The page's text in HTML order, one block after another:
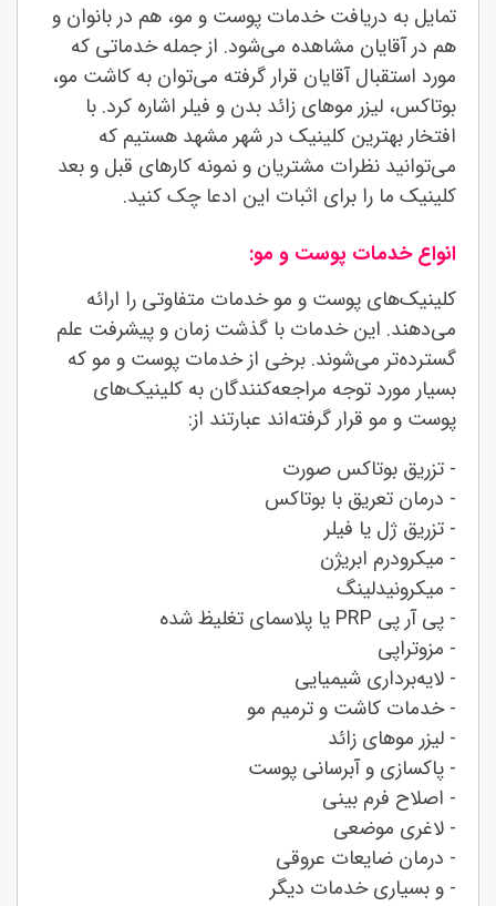
تمایل به دریافت خدمات پوست و مو، هم در بانوان و
هم در آقایان مشاهده می‌شود. از جمله خدماتی که
مورد استقبال آقایان قرار گرفته می‌توان به کاشت مو،
بوتاکس، لیزر موهای زائد بدن و فیلر اشاره کرد. با
افتخار بهترین کلینیک در شهر مشهد هستیم که
می‌توانید نظرات مشتریان و نمونه کارهای قبل و بعد
کلینیک ما را برای اثبات این ادعا چک کنید.
انواع خدمات پوست و مو:
کلینیک‌های پوست و مو خدمات متفاوتی را ارائه
می‌دهند. این خدمات با گذشت زمان و پیشرفت علم
گسترده‌تر می‌شوند. برخی از خدمات پوست و مو که
بسیار مورد توجه مراجعه‌کنندگان به کلینیک‌های
پوست و مو قرار گرفته‌اند عبارتند از:
- تزریق بوتاکس صورت
- درمان تعریق با بوتاکس
- تزریق ژل یا فیلر
- میکرودرم ابریژن
- میکرونیدلینگ
- پی آر پی PRP یا پلاسمای تغلیظ شده
- مزوتراپی
- لایه‌برداری شیمیایی
- خدمات کاشت و ترمیم مو
- لیزر موهای زائد
- پاکسازی و آبرسانی پوست
- اصلاح فرم بینی
- لاغری موضعی
- درمان ضایعات عروقی
- و بسیاری خدمات دیگر